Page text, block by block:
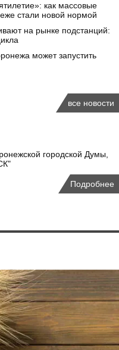
как массовые
стали новой нормой
на рынке подстанций:
может запустить
все новости
городской Думы,
Подробнее